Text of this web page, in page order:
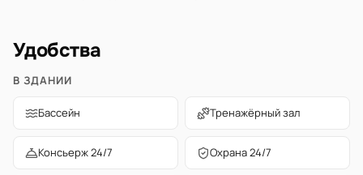
Удобства
В ЗДАНИИ
Бассейн Тренажёрный зал
Консьерж 24/7 Охрана 24/7